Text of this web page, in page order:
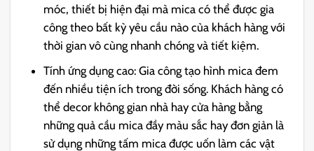
móc, thiết bị hiện đại mà mica có thể được gia
công theo bất kỳ yêu cầu nào của khách hàng với
thời gian vô cùng nhanh chóng và tiết kiệm.
Tính ứng dụng cao: Gia công tạo hình mica đem
đến nhiều tiện ích trong đời sống. Khách hàng có
thể decor không gian nhà hay cửa hàng bằng
những quả cầu mica đầy màu sắc hay đơn giản là
sử dụng những tấm mica được uốn làm các vật